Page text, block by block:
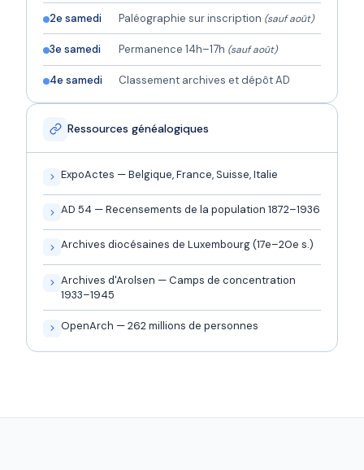
2e samedi Paléographie sur inscription (sauf août)
3e samedi Permanence 14h–17h (sauf août)
4e samedi Classement archives et dépôt AD
Ressources généalogiques
ExpoActes — Belgique, France, Suisse, Italie
AD 54 — Recensements de la population 1872–1936
Archives diocésaines de Luxembourg (17e–20e s.)
Archives d'Arolsen — Camps de concentration
1933–1945
OpenArch — 262 millions de personnes